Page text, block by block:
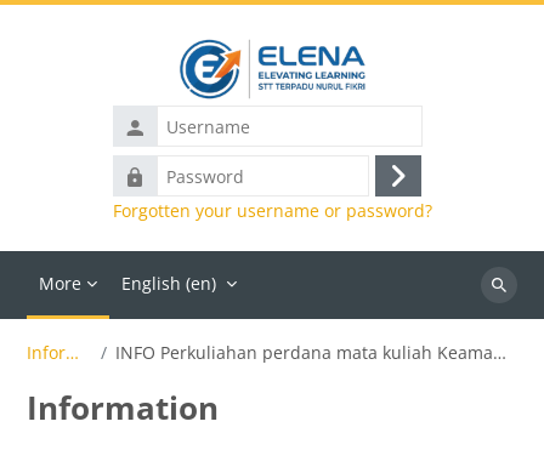
Username
Password
Log
in
Forgotten your username or password?
More English ‎(en)‎
Search
Information INFO Perkuliahan perdana mata kuliah Keamanan Web kelas Jumat Siang
Information